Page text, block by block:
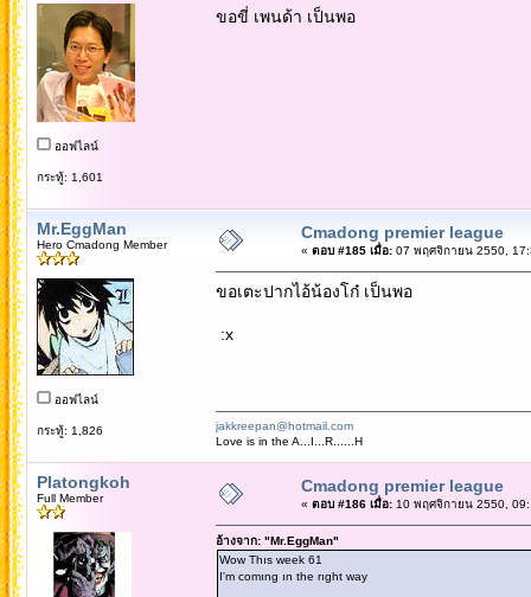
ออฟไลน์
กระทู้: 1,601
ขอขี่ เพนด้า เป็นพอ
Mr.EggMan
Hero Cmadong Member
ออฟไลน์
กระทู้: 1,826
Cmadong premier league
« ตอบ #185 เมื่อ:07 พฤศจิกายน 2550,
ขอเตะปากไอ้น้องโก๋ เป็นพอ
:x
jakkreepan@hotmail.com
Love is in the A...I...R......H
Platongkoh
Full Member
Cmadong premier league
« ตอบ #186 เมื่อ:10 พฤศจิกายน 2550,
อ้างจาก: "Mr.EggMan"
Wow Thıs week 61
I'm comıng ın the rıght way